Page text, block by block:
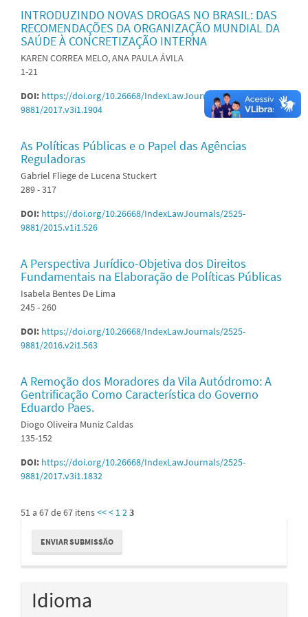
INTRODUZINDO NOVAS DROGAS NO BRASIL: DAS
RECOMENDAÇÕES DA ORGANIZAÇÃO MUNDIAL DA
SAÚDE À CONCRETIZAÇÃO INTERNA
KAREN CORREA MELO, ANA PAULA ÁVILA
1-21
DOI: https://doi.org/10.26668/IndexLawJournals/2525-
9881/2017.v3i1.1904
As Políticas Públicas e o Papel das Agências
Reguladoras
Gabriel Fliege de Lucena Stuckert
289 - 317
DOI: https://doi.org/10.26668/IndexLawJournals/2525-
9881/2015.v1i1.526
A Perspectiva Jurídico-Objetiva dos Direitos
Fundamentais na Elaboração de Políticas Públicas
Isabela Bentes De Lima
245 - 260
DOI: https://doi.org/10.26668/IndexLawJournals/2525-
9881/2016.v2i1.563
A Remoção dos Moradores da Vila Autódromo: A
Gentrificação Como Característica do Governo
Eduardo Paes.
Diogo Oliveira Muniz Caldas
135-152
DOI: https://doi.org/10.26668/IndexLawJournals/2525-
9881/2017.v3i1.1832
51 a 67 de 67 itens<<< 1 2 3
Enviar
Submissão
ENVIAR SUBMISSÃO
Idioma